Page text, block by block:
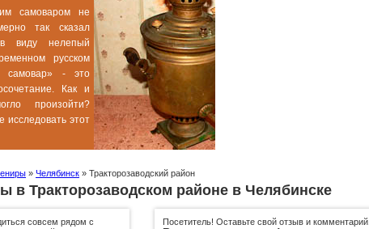
Традиционные русские самовары -
это угольные самовары, которые
ещё называют жаровыми. Само
название «жаровой самовар»
говорит само за себя - работает
такой самовар с помощью углей или
другого топлива, которое
закладывается во внутреннюю
» Челябинск » Тракторозаводский район
в Тракторозаводском районе в Челябинске
совсем рядом с
Посетитель! Оставьте свой отзыв и комментарий.